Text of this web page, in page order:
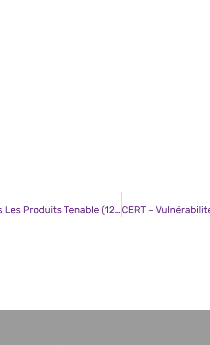
CERT – Multiples Vulnérabilités Dans Les Produits Tenable (12 Décembre 2024)